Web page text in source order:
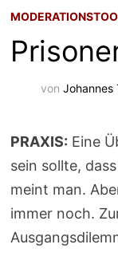
vonJohannes
PRAXIS: Eine
sein sollte,
meint man.
immer noch.